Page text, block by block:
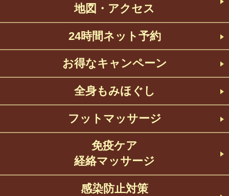
地図・アクセス
24時間ネット予約
お得なキャンペーン
全身もみほぐし
フットマッサージ
免疫ケア
経絡マッサージ
感染防止対策